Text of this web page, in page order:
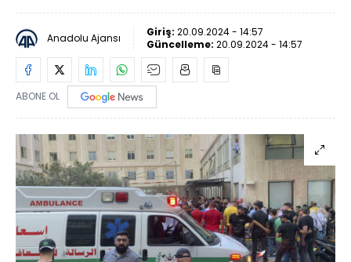
Anadolu Ajansı Giriş: 20.09.2024 - 14:57
Güncelleme: 20.09.2024 - 14:57
ABONE OL